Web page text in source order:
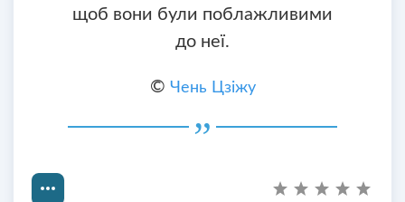
щоб вони були поблажливими
до неї.
© Чень Цзіжу